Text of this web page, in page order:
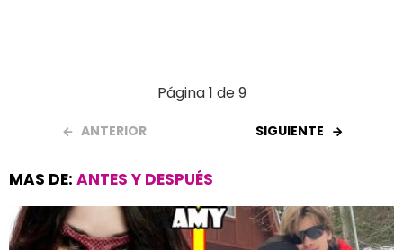
Página 1 de 9
ANTERIOR SIGUIENTE
MAS DE: ANTES Y DESPUÉS